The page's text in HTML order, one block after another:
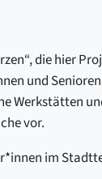
die hier
und
Werkstätten
vor.
im